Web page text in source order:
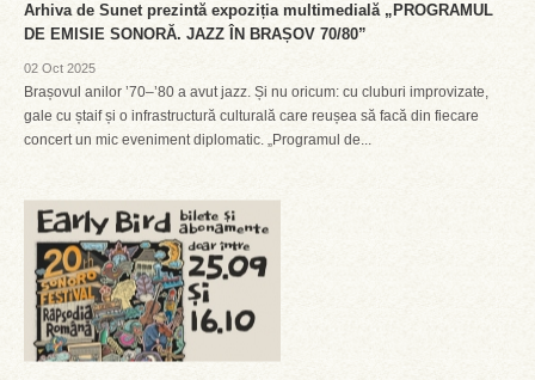
Arhiva de Sunet prezintă expoziția multimedială „PROGRAMUL
DE EMISIE SONORĂ. JAZZ ÎN BRAȘOV 70/80”
02 Oct 2025
Brașovul anilor ’70–’80 a avut jazz. Și nu oricum: cu cluburi improvizate,
gale cu ștaif și o infrastructură culturală care reușea să facă din fiecare
concert un mic eveniment diplomatic. „Programul de...